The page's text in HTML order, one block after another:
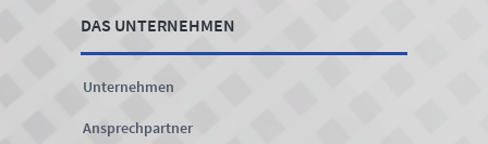
DAS UNTERNEHMEN
Unternehmen
Ansprechpartner